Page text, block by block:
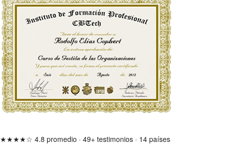
★★★★☆ 4.8 promedio · 49+ testimonios · 14 países